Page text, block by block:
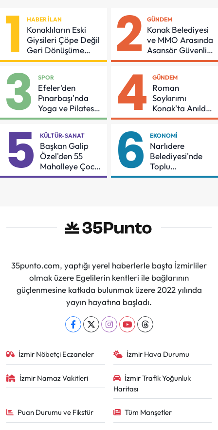
1 HABER İLAN
Konaklıların Eski
Giysileri Çöpe Değil
Geri Dönüşüme
Gidiyor
2 GÜNDEM
Konak Belediyesi
ve MMO Arasında
Asansör Güvenliği
İçin Önemli
3 SPOR
Efeler'den
Pınarbaşı'nda
Yoga ve Pilates
Buluşması
4 GÜNDEM
Roman
Soykırımı
Konak'ta Anıldı:
"Eşit Bir Yaşam
Sürdüreceğiz"
5 KÜLTÜR-SANAT
Başkan Galip
Özel'den 55
Mahalleye Çocuk
Şenliği
6 EKONOMI
Narlıdere
Belediyesi'nde
Toplu
Sözleşmeye
35punto.com, yaptığı yerel haberlerle başta İzmirliler
olmak üzere Egelilerin kentleri ile bağlarının
güçlenmesine katkıda bulunmak üzere 2022 yılında
yayın hayatına başladı.
İzmir Nöbetçi Eczaneler İzmir Hava Durumu
İzmir Namaz Vakitleri
İzmir Trafik Yoğunluk
Haritası
Puan Durumu ve Fikstür Tüm Manşetler